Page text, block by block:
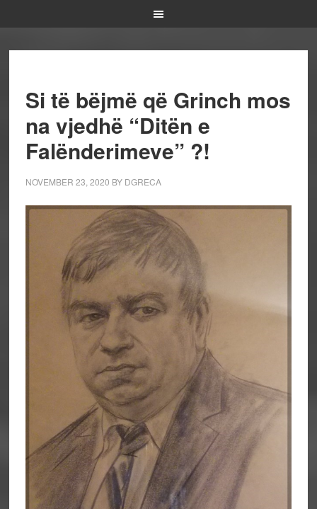
Si të bëjmë që Grinch mos
na vjedhë “Ditën e
Falënderimeve” ?!
NOVEMBER 23, 2020 BY DGRECA